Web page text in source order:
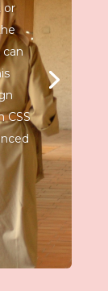
or
can
CSS